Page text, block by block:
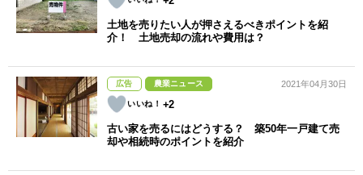
土地を売りたい人が押さえるべきポイントを紹
介！ 土地売却の流れや費用は？
広告 農業ニュース
+2
2021年04月30日
古い家を売るにはどうする？ 築50年一戸建て売
却や相続時のポイントを紹介